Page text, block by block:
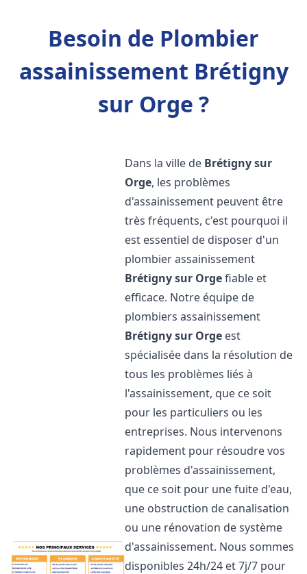
Besoin de Plombier
assainissement Brétigny
sur Orge ?
Dans la ville de Brétigny sur
Orge, les problèmes
d'assainissement peuvent être
très fréquents, c'est pourquoi il
est essentiel de disposer d'un
plombier assainissement
Brétigny sur Orgefiable et
efficace. Notre équipe de
plombiers assainissement
Brétigny sur Orge est
spécialisée dans la résolution de
tous les problèmes liés à
l'assainissement, que ce soit
pour les particuliers ou les
entreprises. Nous intervenons
rapidement pour résoudre vos
problèmes d'assainissement,
que ce soit pour une fuite d'eau,
une obstruction de canalisation
ou une rénovation de système
d'assainissement. Nous sommes
disponibles 24h/24 et 7j/7 pour